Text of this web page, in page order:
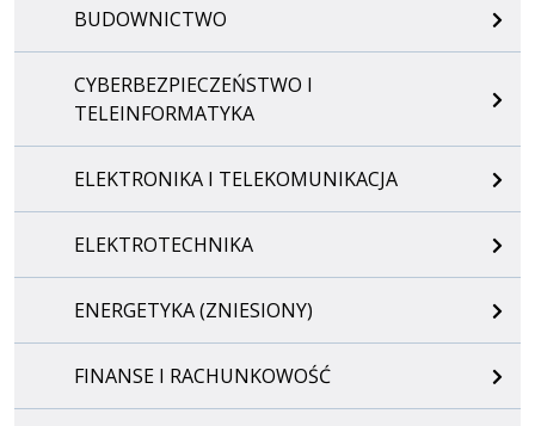
BUDOWNICTWO
CYBERBEZPIECZEŃSTWO I
TELEINFORMATYKA
ELEKTRONIKA I TELEKOMUNIKACJA
ELEKTROTECHNIKA
ENERGETYKA (ZNIESIONY)
FINANSE I RACHUNKOWOŚĆ